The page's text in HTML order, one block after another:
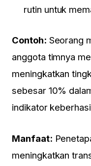
rutin untuk
Contoh: Seorang
anggota timnya
meningkatkan
sebesar 10%
indikator
Manfaat:
meningkatkan